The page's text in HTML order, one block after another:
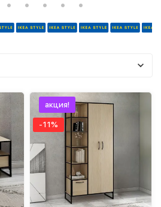
акция!
-11%